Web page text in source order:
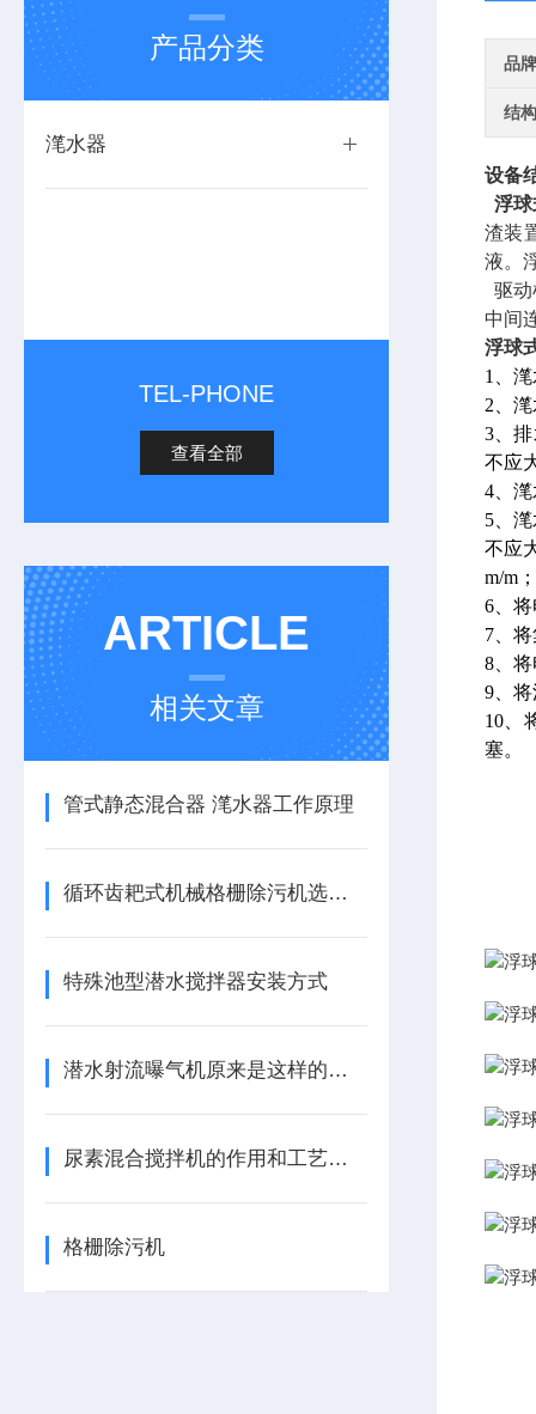
产品分类
滗水器
TEL-PHONE
查看全部
ARTICLE
相关文章
管式静态混合器 滗水器工作原理
循环齿耙式机械格栅除污机选型方案
特殊池型潜水搅拌器安装方式
潜水射流曝气机原来是这样的一款产品
尿素混合搅拌机的作用和工艺要求
格栅除污机
品牌
结
设备
浮
渣装
液。
驱
中间
浮球
1、
2、
3、
不应
4、
5、
不应
m/m；
6、
7、
8、
9、
10、
塞。